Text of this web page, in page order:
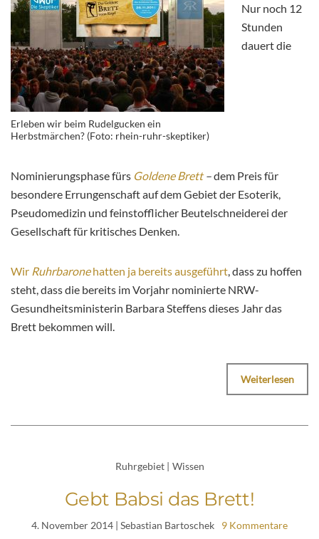
Erleben wir beim Rudelgucken ein
Herbstmärchen? (Foto: rhein-ruhr-skeptiker)
Nur noch 12
Stunden
dauert die
Nominierungsphase fürs Goldene Brett–dem Preis für
besondere Errungenschaft auf dem Gebiet der Esoterik,
Pseudomedizin und feinstofflicher Beutelschneiderei der
Gesellschaft für kritisches Denken.
Wir Ruhrbaronehatten ja bereits ausgeführt , dass zu hoffen
steht, dass die bereits im Vorjahr nominierte NRW-
Gesundheitsministerin Barbara Steffens dieses Jahr das
Brett bekommen will.
Weiterlesen
Ruhrgebiet | Wissen
Gebt Babsi das Brett!
4. November 2014 | Sebastian Bartoschek 9 Kommentare